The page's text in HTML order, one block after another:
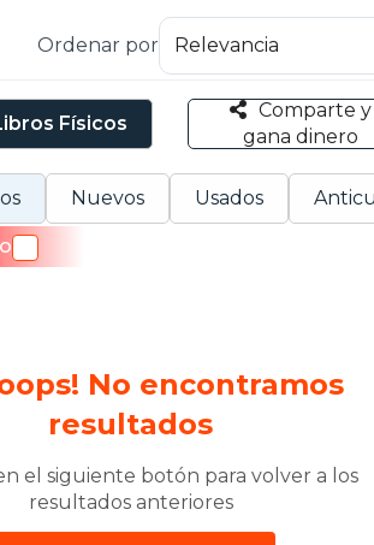
Ordenar por
Físicos
Comparte y
gana dinero
Nuevos Usados
No encontramos
resultados
el siguiente botón para volver a los
resultados anteriores